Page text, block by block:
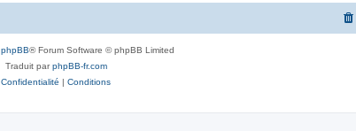
phpBB® Forum Software © phpBB Limited
Traduit parphpBB-fr.com
Confidentialité | Conditions